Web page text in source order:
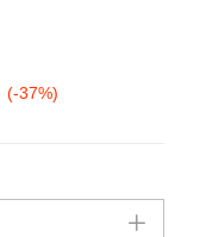
(-37%)